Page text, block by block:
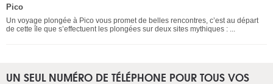
Pico
Un voyage plongée à Pico vous promet de belles rencontres, c’est au départ
de cette île que s’effectuent les plongées sur deux sites mythiques : ...
UN SEUL NUMÉRO DE TÉLÉPHONE POUR TOUS VOS